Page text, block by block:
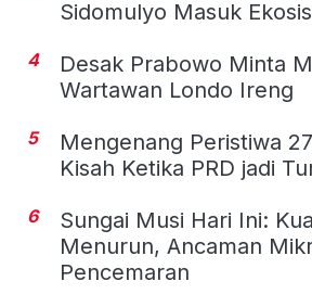
Sidomulyo Masuk
4
Desak Prabowo Minta
Wartawan Londo Ireng
5
Mengenang Peristiwa
Kisah Ketika PRD jadi
6
Sungai Musi Hari Ini:
Menurun, Ancaman
Pencemaran